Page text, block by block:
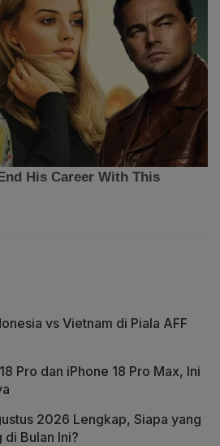
vs Vietnam di Piala AFF
Pro dan iPhone 18 Pro Max, Ini
2026 Lengkap, Siapa yang
di Bulan Ini?